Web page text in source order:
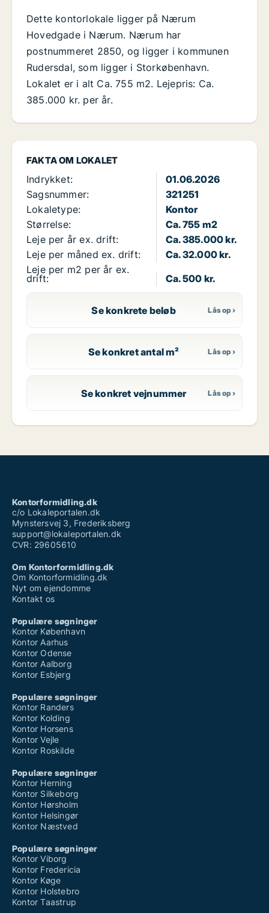
FAKTA OM LOKALET
Indrykket:
01.06.2026
Sagsnummer:
321251
Lokaletype:
Kontor
Størrelse:
Ca. 755 m2
Leje per år ex. drift:
Ca. 385.000 kr.
Leje per måned ex. drift:
Ca. 32.000 kr.
Leje per m2 per år ex.
drift: Ca. 500 kr.
Se konkrete beløb
Se konkret antal m²
Se konkret vejnummer
Dette kontorlokale ligger på Nærum
Hovedgade i Nærum. Nærum har
postnummeret 2850, og ligger i kommunen
Rudersdal, som ligger i Storkøbenhavn.
Lokalet er i alt Ca. 755 m2. Lejepris: Ca.
385.000 kr. per år.
Kontorformidling.dk
c/o Lokaleportalen.dk
Mynstersvej 3, Frederiksberg
support@lokaleportalen.dk
CVR: 29605610
Om Kontorformidling.dk
Om Kontorformidling.dk
Nyt om ejendomme
Kontakt os
Populære søgninger
Kontor København
Kontor Aarhus
Kontor Odense
Kontor Aalborg
Kontor Esbjerg
Populære søgninger
Kontor Randers
Kontor Kolding
Kontor Horsens
Kontor Vejle
Kontor Roskilde
Populære søgninger
Kontor Herning
Kontor Silkeborg
Kontor Hørsholm
Kontor Helsingør
Kontor Næstved
Populære søgninger
Kontor Viborg
Kontor Fredericia
Kontor Køge
Kontor Holstebro
Kontor Taastrup